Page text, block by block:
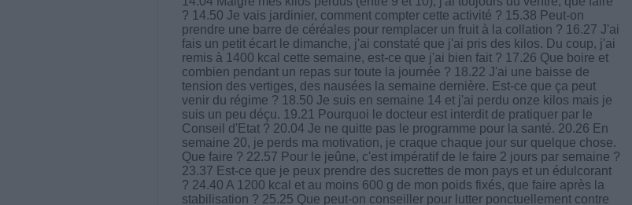
? 14.50 Je vais jardinier, comment compter cette activité ? 15.38 Peut-on
prendre une barre de céréales pour remplacer un fruit à la collation ? 16.27 J'ai
fais un petit écart le dimanche, j'ai constaté que j'ai pris des kilos. Du coup, j'ai
remis à 1400 kcal cette semaine, est-ce que j'ai bien fait ? 17.26 Que boire et
combien pendant un repas sur toute la journée ? 18.22 J'ai une baisse de
tension des vertiges, des nausées la semaine dernière. Est-ce que ça peut
venir du régime ? 18.50 Je suis en semaine 14 et j'ai perdu onze kilos mais je
suis un peu déçu. 19.21 Pourquoi le docteur est interdit de pratiquer par le
Conseil d'Etat ? 20.04 Je ne quitte pas le programme pour la santé. 20.26 En
semaine 20, je perds ma motivation, je craque chaque jour sur quelque chose.
Que faire ? 22.57 Pour le jeûne, c'est impératif de le faire 2 jours par semaine ?
23.37 Est-ce que je peux prendre des sucrettes de mon pays et un édulcorant
? 24.40 A 1200 kcal et au moins 600 g de mon poids fixés, que faire après la
stabilisation ? 25.25 Que peut-on conseiller pour lutter ponctuellement contre